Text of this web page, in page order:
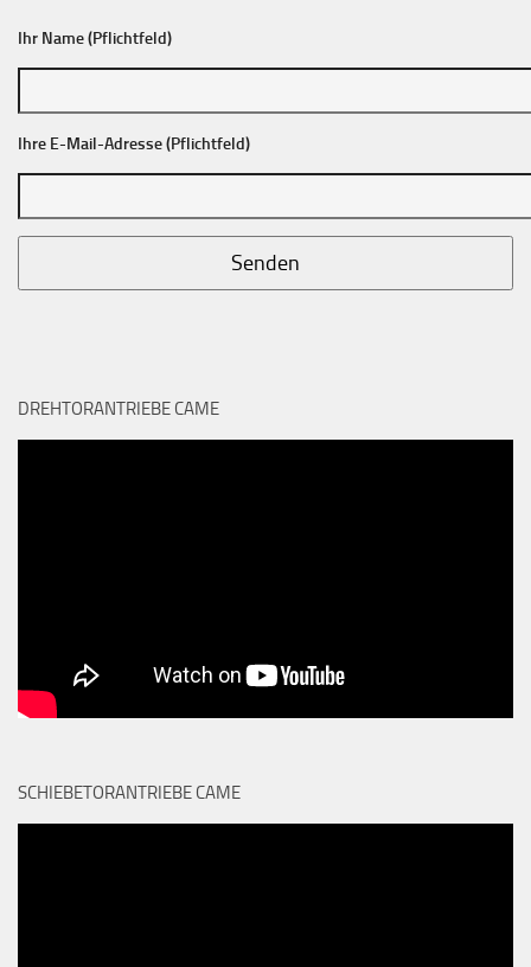
Ihr Name (Pflichtfeld)
Ihre E-Mail-Adresse (Pflichtfeld)
DREHTORANTRIEBE CAME
SCHIEBETORANTRIEBE CAME